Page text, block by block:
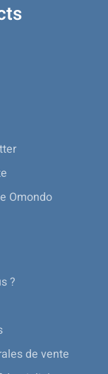
Omondo
?
de vente